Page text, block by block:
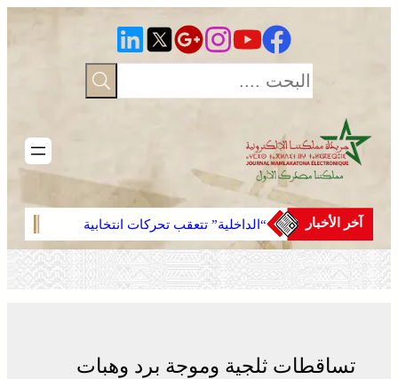
آخر الأخبار
“الداخلية” تتعقب تحركات انتخابية
مبكرة
تساقطات ثلجية وموجة برد وهبات